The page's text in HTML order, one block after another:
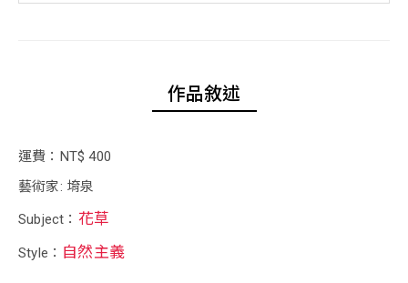
作品敘述
運費：NT$ 400
藝術家: 堉泉
Subject： 花草
Style： 自然主義